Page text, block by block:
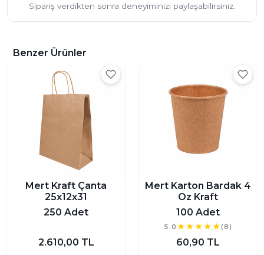
Sipariş verdikten sonra deneyiminizi paylaşabilirsiniz.
Benzer Ürünler
Mert Kraft Çanta
25x12x31
250 Adet
2.610,00 TL
Mert Karton Bardak 4
Oz Kraft
100 Adet
5.0 (8)
60,90 TL